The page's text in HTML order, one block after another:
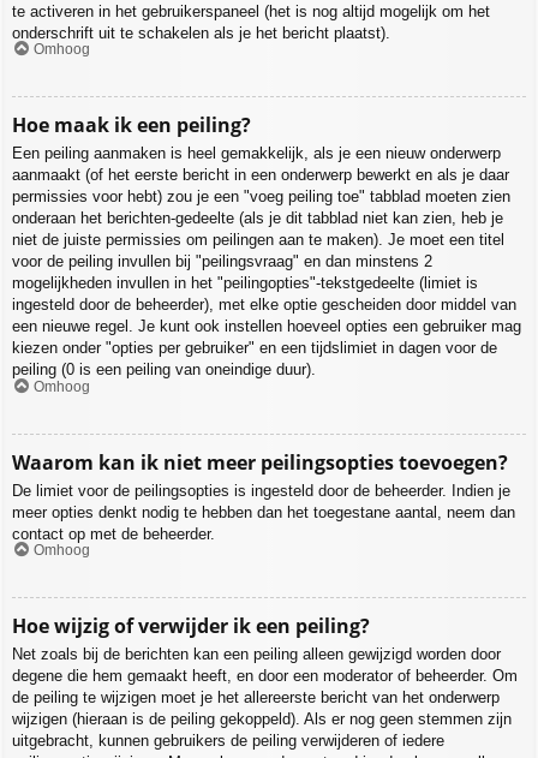
te activeren in het gebruikerspaneel (het is nog altijd mogelijk om het
onderschrift uit te schakelen als je het bericht plaatst).
Omhoog
Hoe maak ik een peiling?
Een peiling aanmaken is heel gemakkelijk, als je een nieuw onderwerp
aanmaakt (of het eerste bericht in een onderwerp bewerkt en als je daar
permissies voor hebt) zou je een "voeg peiling toe" tabblad moeten zien
onderaan het berichten-gedeelte (als je dit tabblad niet kan zien, heb je
niet de juiste permissies om peilingen aan te maken). Je moet een titel
voor de peiling invullen bij "peilingsvraag" en dan minstens 2
mogelijkheden invullen in het "peilingopties"-tekstgedeelte (limiet is
ingesteld door de beheerder), met elke optie gescheiden door middel van
een nieuwe regel. Je kunt ook instellen hoeveel opties een gebruiker mag
kiezen onder "opties per gebruiker" en een tijdslimiet in dagen voor de
peiling (0 is een peiling van oneindige duur).
Omhoog
Waarom kan ik niet meer peilingsopties toevoegen?
De limiet voor de peilingsopties is ingesteld door de beheerder. Indien je
meer opties denkt nodig te hebben dan het toegestane aantal, neem dan
contact op met de beheerder.
Omhoog
Hoe wijzig of verwijder ik een peiling?
Net zoals bij de berichten kan een peiling alleen gewijzigd worden door
degene die hem gemaakt heeft, en door een moderator of beheerder. Om
de peiling te wijzigen moet je het allereerste bericht van het onderwerp
wijzigen (hieraan is de peiling gekoppeld). Als er nog geen stemmen zijn
uitgebracht, kunnen gebruikers de peiling verwijderen of iedere